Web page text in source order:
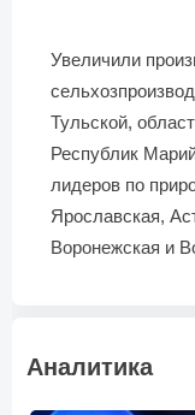
Увеличили
Тульской,
Республик
лидеров по
Ярославская,
Воронежская и
Аналитика